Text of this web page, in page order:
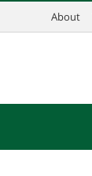
About